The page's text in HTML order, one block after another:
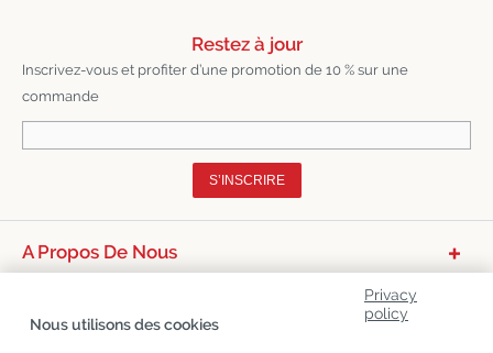
Restez à jour
Inscrivez-vous et profiter d’une promotion de 10 % sur une
commande
S’INSCRIRE
A Propos De Nous
Service Clients
Privacy
policy
Nous utilisons des cookies